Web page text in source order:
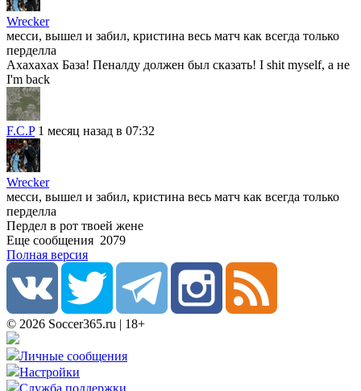
Wrecker
месси, вышел и забил, кристина весь матч как всегда только
перделла
Ахахахах База! Пеналду должен был сказать! I shit myself, а не
I'm back
F.C.P 1 месяц назад в 07:32
Wrecker
месси, вышел и забил, кристина весь матч как всегда только
перделла
Пердел в рот твоей жене
Еще сообщения 2079
Полная версия
© 2026 Soccer365.ru | 18+
Личные сообщения
Настройки